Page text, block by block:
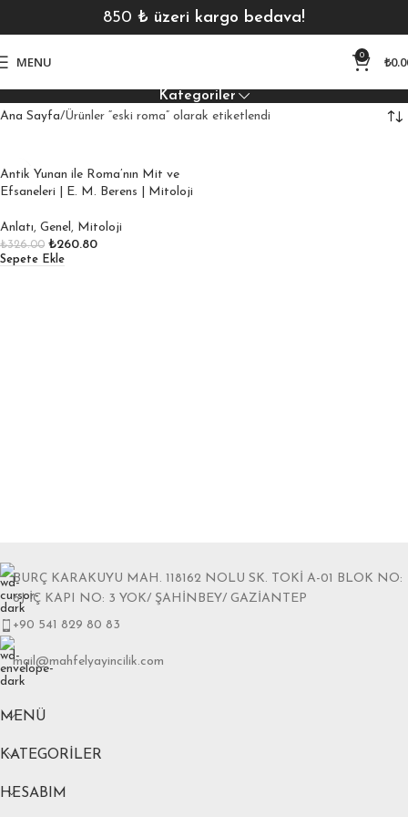
850 ₺ üzeri kargo bedava!
MENU 0 ₺
Kategoriler
Ana Sayfa Ürünler “eski roma” olarak etiketlendi
Antik Yunan ile Roma’nın Mit ve
Efsaneleri | E. M. Berens | Mitoloji
Anlatı, Genel, Mitoloji
₺326.00 ₺260.80
Sepete Ekle
BURÇ KARAKUYU MAH. 118162 NOLU SK. TOKİ A-01 BLOK NO:
6J İÇ KAPI NO: 3 YOK/ ŞAHİNBEY/ GAZİANTEP
+90 541 829 80 83
mail@mahfelyayincilik.com
MENÜ
KATEGORILER
HESABIM